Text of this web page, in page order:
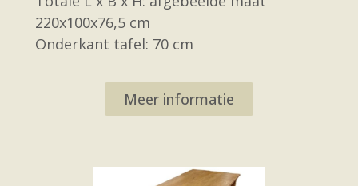
220x100x76,5 cm
Onderkant tafel: 70 cm
Meer informatie